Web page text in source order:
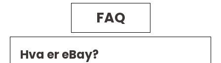
FAQ
Hva er eBay?